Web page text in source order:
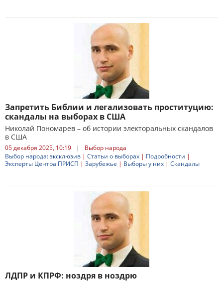
Запретить Библии и легализовать проституцию:
скандалы на выборах в США
Николай Пономарев – об истории электоральных скандалов
в США
05 декабря 2025, 10:19 |
Выбор народа
Выбор народа: эксклюзив | Статьи о выборах | Подробности |
Эксперты Центра ПРИСП | Зарубежье | Выборы у них | Скандалы
ЛДПР и КПРФ: ноздря в ноздрю